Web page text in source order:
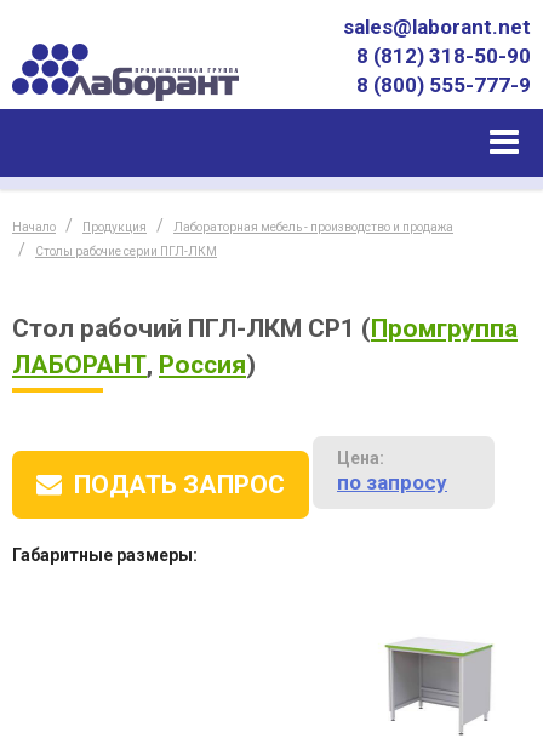
sales@laborant.net
8 (812) 318-50-90
8 (800) 555-777-9
Начало Продукция
Лабораторная мебель - производство и продажа
Столы рабочие серии ПГЛ-ЛКМ
Стол рабочий ПГЛ-ЛКМ СР1 (Промгруппа
ЛАБОРАНТ, Россия)
ПОДАТЬ ЗАПРОС
Цена:
по запросу
Габаритные размеры: